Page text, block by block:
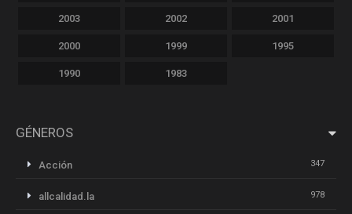
2003 2002 2001
2000 1999 1995
1990 1983
GÉNEROS
Acción 347
allcalidad.la 978